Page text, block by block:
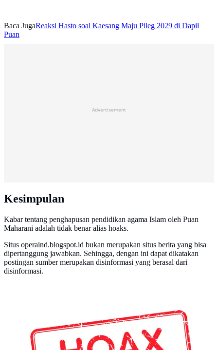
Baca JugaReaksi Hasto soal Kaesang Maju Pileg 2029 di Dapil
Puan
Advertisement
Kesimpulan
Kabar tentang penghapusan pendidikan agama Islam oleh Puan
Maharani adalah tidak benar alias hoaks.
Situs operaind.blogspot.id bukan merupakan situs berita yang bisa
dipertanggung jawabkan. Sehingga, dengan ini dapat dikatakan
postingan sumber merupakan disinformasi yang berasal dari
disinformasi.